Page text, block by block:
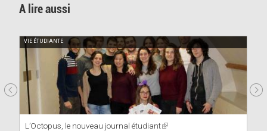
A lire aussi
VIE ÉTUDIANTE
L’Octopus, le nouveau journal étudiant(link